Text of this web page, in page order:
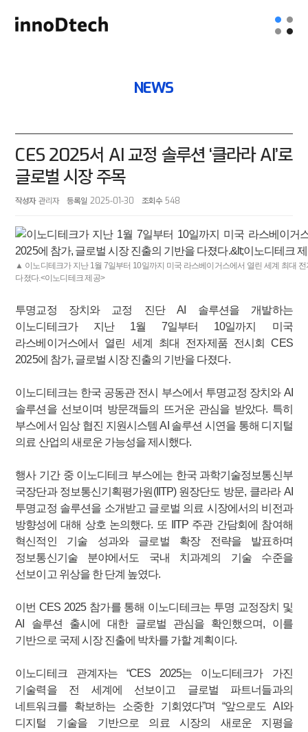
NEWS
CES 2025서 AI 교정 솔루션 ‘클라라 AI’로
글로벌 시장 주목
작성자 관리자 등록일 2025-01-30 조회수 548
▲ 이노디테크가 지난 1월 7일부터 10일까지 미국 라스베이거스에서 열린 세계 최대
다졌다.<이노디테크 제공>
투명교정 장치와 교정 진단 AI 솔루션을 개발하는
이노디테크가 지난 1월 7일부터 10일까지 미국
라스베이거스에서 열린 세계 최대 전자제품 전시회 CES
2025에 참가, 글로벌 시장 진출의 기반을 다졌다.
이노디테크는 한국 공동관 전시 부스에서 투명교정 장치와 AI
솔루션을 선보이며 방문객들의 뜨거운 관심을 받았다. 특히
부스에서 임상 협진 지원시스템 AI 솔루션 시연을 통해 디지털
의료 산업의 새로운 가능성을 제시했다.
행사 기간 중 이노디테크 부스에는 한국 과학기술정보통신부
국장단과 정보통신기획평가원(IITP) 원장단도 방문, 클라라 AI
투명교정 솔루션을 소개받고 글로벌 의료 시장에서의 비전과
방향성에 대해 상호 논의했다. 또 IITP 주관 간담회에 참여해
혁신적인 기술 성과와 글로벌 확장 전략을 발표하며
정보통신기술 분야에서도 국내 치과계의 기술 수준을
선보이고 위상을 한 단계 높였다.
이번 CES 2025 참가를 통해 이노디테크는 투명 교정장치 및
AI 솔루션 출시에 대한 글로벌 관심을 확인했으며, 이를
기반으로 국제 시장 진출에 박차를 가할 계획이다.
이노디테크 관계자는 “CES 2025는 이노디테크가 가진
기술력을 전 세계에 선보이고 글로벌 파트너들과의
네트워크를 확보하는 소중한 기회였다”며 “앞으로도 AI와
디지털 기술을 기반으로 의료 시장의 새로운 지평을